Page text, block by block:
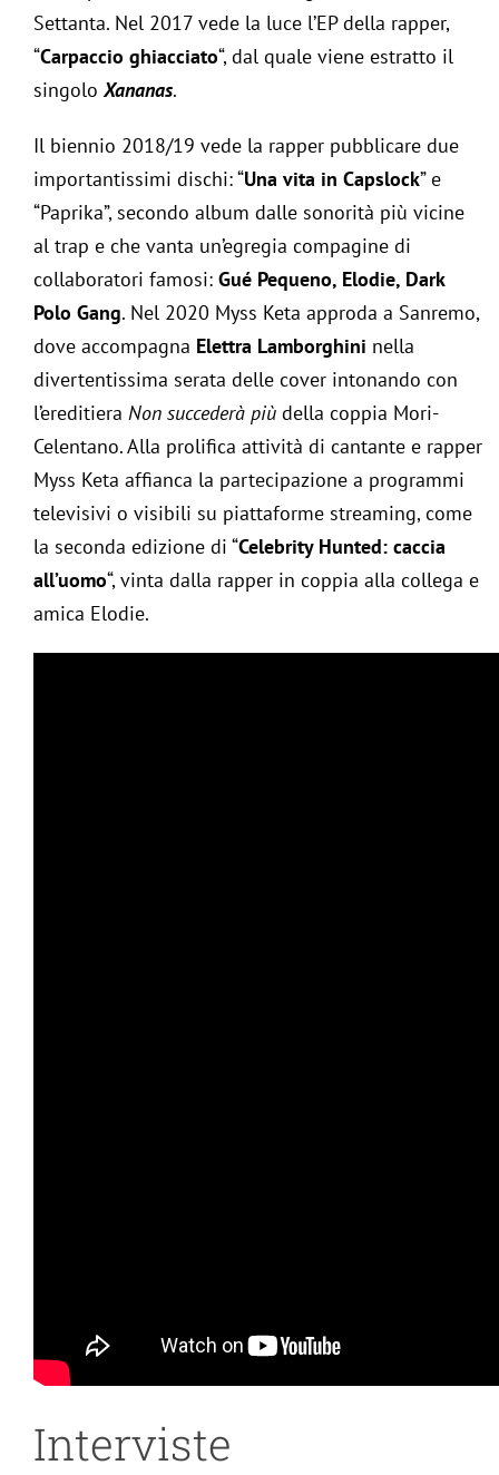
Settanta. Nel 2017 vede la luce l’EP della rapper,
“Carpaccio ghiacciato“, dal quale viene estratto il
singoloXananas.
Il biennio 2018/19 vede la rapper pubblicare due
importantissimi dischi: “Una vita in Capslock” e
“Paprika”, secondo album dalle sonorità più vicine
al trap e che vanta un’egregia compagine di
collaboratori famosi: Gué Pequeno, Elodie, Dark
Polo Gang. Nel 2020 Myss Keta approda a Sanremo,
dove accompagna Elettra Lamborghini nella
divertentissima serata delle cover intonando con
l’ereditiera Non succederà piùdella coppia Mori-
Celentano. Alla prolifica attività di cantante e rapper
Myss Keta affianca la partecipazione a programmi
televisivi o visibili su piattaforme streaming, come
la seconda edizione di “Celebrity Hunted: caccia
all’uomo“, vinta dalla rapper in coppia alla collega e
amica Elodie.
Interviste